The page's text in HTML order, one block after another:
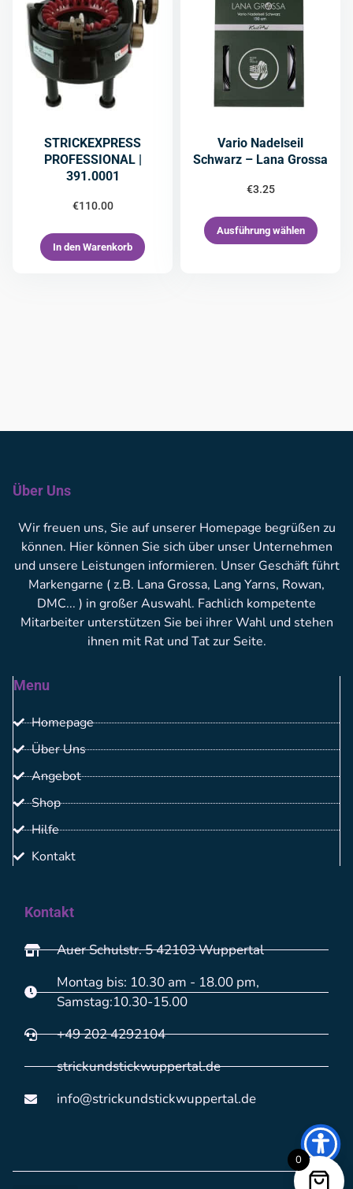
STRICKEXPRESS
PROFESSIONAL |
391.0001
€110.00
In den Warenkorb
Vario Nadelseil
Schwarz – Lana Grossa
€3.25
Ausführung wählen
Über Uns
Wir freuen uns, Sie auf unserer Homepage begrüßen zu
können. Hier können Sie sich über unser Unternehmen
und unsere Leistungen informieren. Unser Geschäft führt
Markengarne ( z.B. Lana Grossa, Lang Yarns, Rowan,
DMC... ) in großer Auswahl. Fachlich kompetente
Mitarbeiter unterstützen Sie bei ihrer Wahl und stehen
ihnen mit Rat und Tat zur Seite.
Menu
Homepage
Über Uns
Angebot
Shop
Hilfe
Kontakt
Kontakt
Auer Schulstr. 5 42103 Wuppertal
Montag bis: 10.30 am - 18.00 pm,
Samstag:10.30-15.00
+49 202 4292104
strickundstickwuppertal.de
info@strickundstickwuppertal.de
0